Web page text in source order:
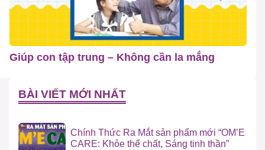
Giúp con tập trung – Không cần la mắng
BÀI VIẾT MỚI NHẤT
Chính Thức Ra Mắt sản phẩm mới “OM’E
CARE: Khỏe thể chất, Sáng tinh thần”